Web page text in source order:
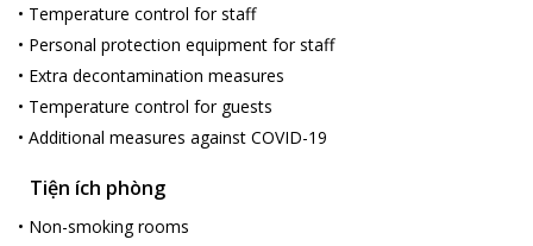
• Temperature control for staff
• Personal protection equipment for staff
• Extra decontamination measures
• Temperature control for guests
• Additional measures against COVID-19
Tiện ích phòng
• Non-smoking rooms